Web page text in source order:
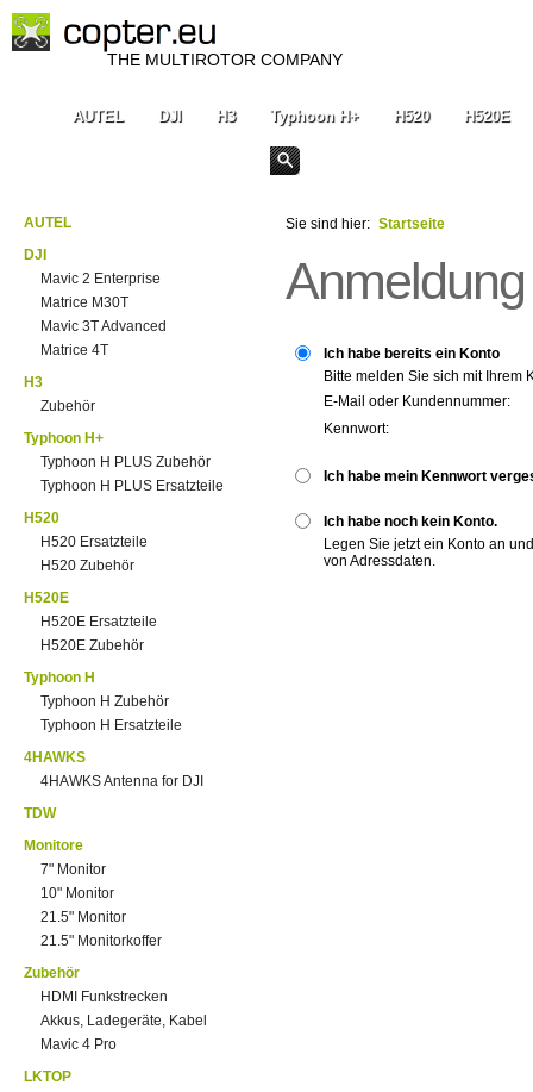
THE MULTIROTOR COMPANY
AUTEL DJI H3 Typhoon H+ H520 H520E
AUTEL
DJI
Mavic 2 Enterprise
Matrice M30T
Mavic 3T Advanced
Matrice 4T
H3
Zubehör
Typhoon H+
Typhoon H PLUS Zubehör
Typhoon H PLUS Ersatzteile
H520
H520 Ersatzteile
H520 Zubehör
H520E
H520E Ersatzteile
H520E Zubehör
Typhoon H
Typhoon H Zubehör
Typhoon H Ersatzteile
4HAWKS
4HAWKS Antenna for DJI
TDW
Monitore
7" Monitor
10" Monitor
21.5" Monitor
21.5" Monitorkoffer
Zubehör
HDMI Funkstrecken
Akkus, Ladegeräte, Kabel
Mavic 4 Pro
LKTOP
Sie sind hier: Startseite
Anmeldung
Ich habe bereits ein Konto
Bitte melden Sie sich mit Ihrem
E-Mail oder Kundennummer:
Kennwort:
Ich habe mein Kennwort
Ich habe noch kein Konto.
Legen Sie jetzt ein Konto an
von Adressdaten.